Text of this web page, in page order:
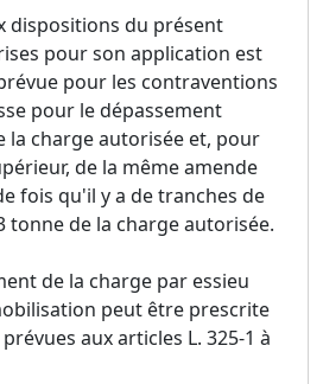
dispositions du présent
pour son application est
pour les contraventions
pour le dépassement
la charge autorisée et, pour
de la même amende
fois qu'il y a de tranches de
tonne de la charge autorisée.
de la charge par essieu
peut être prescrite
aux articles L. 325-1 à